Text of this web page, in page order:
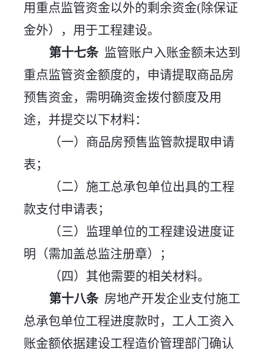
用重点监管资金以外的剩余资金(除保证
金外），用于工程建设。
第十七条 监管账户入账金额未达到
重点监管资金额度的，申请提取商品房
预售资金，需明确资金拨付额度及用
途，并提交以下材料：
（一）商品房预售监管款提取申请
表；
（二）施工总承包单位出具的工程
款支付申请表；
（三）监理单位的工程建设进度证
明（需加盖总监注册章）；
（四）其他需要的相关材料。
第十八条 房地产开发企业支付施工
总承包单位工程进度款时，工人工资入
账金额依据建设工程造价管理部门确认